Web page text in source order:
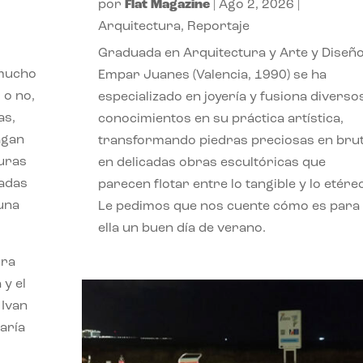
o no,
el
por Flat Magazine| Ago 2, 2026
Arquitectura, Reportaje
Graduada en Arquitectura y Arte y
Empar Juanes (Valencia, 1990) se ha
especializado en joyería y fusiona
conocimientos en su práctica artística,
transformando piedras preciosas en
en delicadas obras escultóricas que
parecen flotar entre lo tangible y lo
Le pedimos que nos cuente cómo es para
ella un buen día de verano.